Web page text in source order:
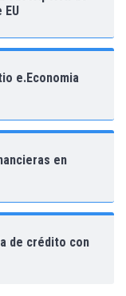
e.Economia
en
de crédito con